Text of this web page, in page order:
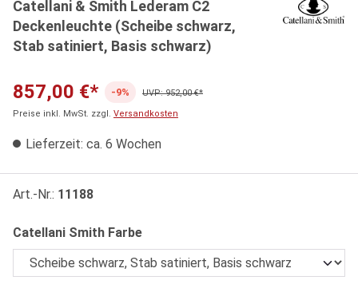
Catellani & Smith Lederam C2
Deckenleuchte (Scheibe schwarz,
Stab satiniert, Basis schwarz)
857,00 €* -9%
UVP: 952,00 €*
Preise inkl. MwSt. zzgl. Versandkosten
Lieferzeit: ca. 6 Wochen
Art.-Nr.: 11188
Catellani Smith Farbeauswählen